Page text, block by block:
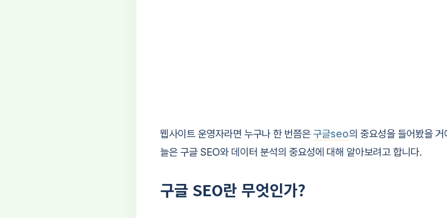
웹사이트 운영자라면 누구나 한 번쯤은 구글seo의 중요성을 들어봤을
늘은 구글 SEO와 데이터 분석의 중요성에 대해 알아보려고 합니다.
구글 SEO란 무엇인가?